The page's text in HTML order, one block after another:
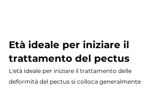
Età ideale per iniziare il
trattamento del pectus
L'età ideale per iniziare il trattamento delle
deformità del pectus si colloca generalmente